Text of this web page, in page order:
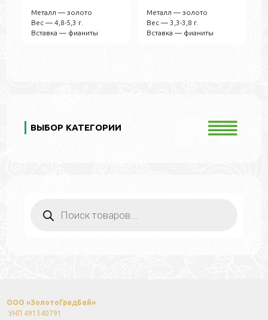
Металл — золото
Вес — 4,8-5,3 г.
Вставка — фианиты
Металл — золото
Вес — 3,3-3,8 г.
Вставка — фианиты
ВЫБОР КАТЕГОРИИ
ООО «ЗолотоГрадБай»
УНП 491340791